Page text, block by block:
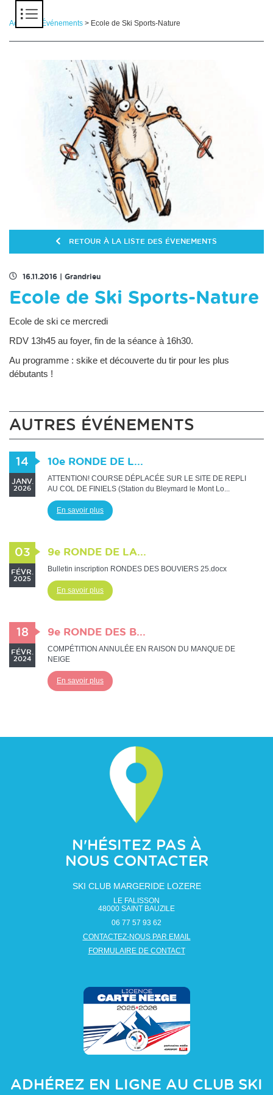
Accueil Événements > Ecole de Ski Sports-Nature
RETOUR À LA LISTE DES ÉVENEMENTS
16.11.2016 Grandrieu
Ecole de Ski Sports-Nature
Ecole de ski ce mercredi
RDV 13h45 au foyer, fin de la séance à 16h30.
Au programme : skike et découverte du tir pour les plus
débutants !
AUTRES ÉVÉNEMENTS
14
JANV.
2026
10e RONDE DE L...
ATTENTION! COURSE DÉPLACÉE SUR LE SITE DE REPLI
AU COL DE FINIELS (Station du Bleymard le Mont Lo...
En savoir plus
03
FÉVR.
2025
9e RONDE DE LA...
Bulletin inscription RONDES DES BOUVIERS 25.docx
En savoir plus
18
FÉVR.
2024
9e RONDE DES B...
COMPÉTITION ANNULÉE EN RAISON DU MANQUE DE
NEIGE
En savoir plus
N'HÉSITEZ PAS À
NOUS CONTACTER
SKI CLUB MARGERIDE LOZERE
LE FALISSON
48000 SAINT BAUZILE
06 77 57 93 62
CONTACTEZ-NOUS PAR EMAIL
FORMULAIRE DE CONTACT
ADHÉREZ EN LIGNE AU CLUB SKI